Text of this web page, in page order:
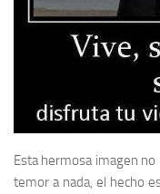
Esta hermosa imagen
temor a nada, el hecho